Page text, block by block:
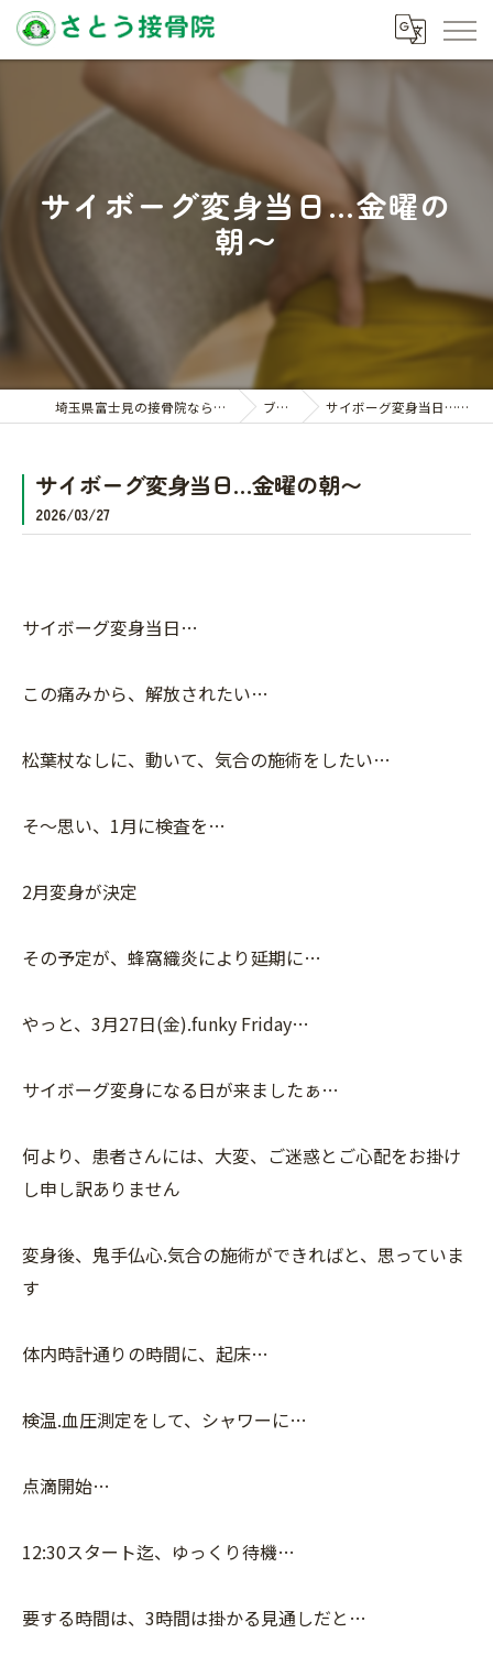
サイボーグ変身当日…金曜の
朝〜
埼玉県富士見の接骨院ならさとう接骨院 ブログ サイボーグ変身当日…金曜の朝〜
サイボーグ変身当日…金曜の朝〜
2026/03/27
サイボーグ変身当日…
この痛みから、解放されたい…
松葉杖なしに、動いて、気合の施術をしたい…
そ〜思い、1月に検査を…
2月変身が決定
その予定が、蜂窩織炎により延期に…
やっと、3月27日(金).funky Friday…
サイボーグ変身になる日が来ましたぁ…
何より、患者さんには、大変、ご迷惑とご心配をお掛け
し申し訳ありません
変身後、鬼手仏心.気合の施術ができればと、思っていま
す
体内時計通りの時間に、起床…
検温.血圧測定をして、シャワーに…
点滴開始…
12:30スタート迄、ゆっくり待機…
要する時間は、3時間は掛かる見通しだと…